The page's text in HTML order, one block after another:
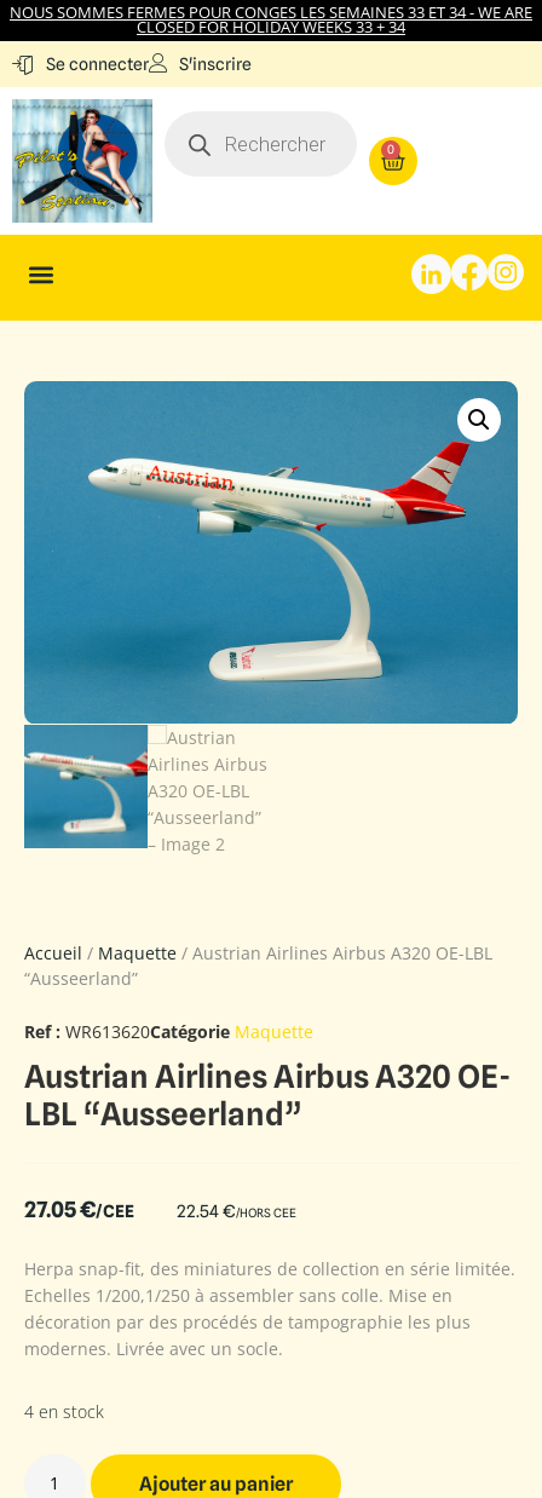
NOUS SOMMES FERMES POUR CONGES LES SEMAINES 33 ET 34 - WE ARE
CLOSED FOR HOLIDAY WEEKS 33 + 34
Se connecter S'inscrire
0
Accueil / Maquette / Austrian Airlines Airbus A320 OE-LBL
“Ausseerland”
Ref : WR613620Catégorie Maquette
Austrian Airlines Airbus A320 OE-
LBL “Ausseerland”
27.05€/CEE 22.54€/HORS CEE
Herpa snap-fit, des miniatures de collection en série limitée.
Echelles 1/200,1/250 à assembler sans colle. Mise en
décoration par des procédés de tampographie les plus
modernes. Livrée avec un socle.
4 en stock
Ajouter au panier